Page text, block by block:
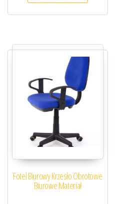
Fotel Biurowy Krzesło Obrotowe
Biurowe Materiał